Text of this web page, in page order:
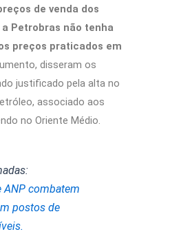
de venda dos
Petrobras não tenha
preços praticados em
disseram os
justificado pela alta no
associado aos
no Oriente Médio.
ANP combatem
postos de